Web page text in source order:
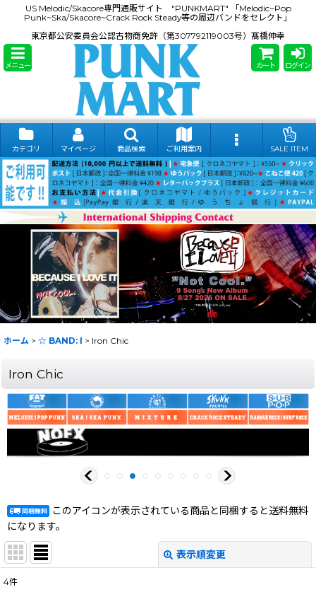
US Melodic/Skacore専門通販サイト "PUNKMART" 「Melodic~Pop
Punk~Ska/Skacore~Crack Rock Steady等の周辺バンドをセレクト」
東京都公安委員会公認古物商免許（第307792119003号）髙橋伸幸
メニュー カート ログイン
カテゴリ マイページ 商品検索 ご利用案内 SALE ITEM
ホーム > ☆ BAND: I > Iron Chic
Iron Chic
このアイコンが表示されている商品と同梱すると送料無料
になります。
表示順変更
4件